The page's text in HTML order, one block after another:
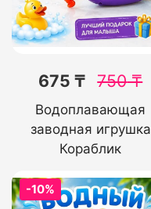
675 ₸ 750₸
Водоплавающая
заводная игрушка
Кораблик
-10%